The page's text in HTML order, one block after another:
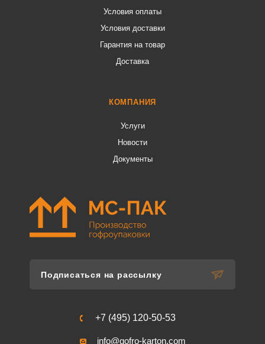
Условия оплаты
Условия доставки
Гарантия на товар
Доставка
КОМПАНИЯ
Услуги
Новости
Документы
Подписаться на рассылку
+7 (495) 120-50-53
info@gofro-karton.com